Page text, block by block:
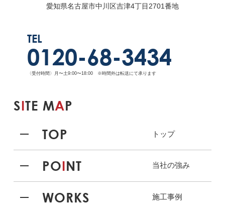
愛知県名古屋市中川区吉津4丁目2701番地
TEL
0120-68-3434
〈受付時間〉月〜土9:00〜18:00 ※時間外は転送にて承ります
SITE MAP
TOP
トップ
POINT 当社の強み
WORKS 施工事例